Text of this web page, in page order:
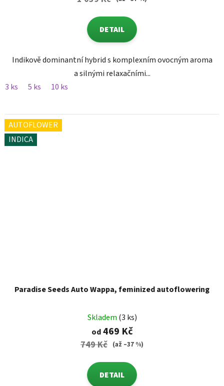
DETAIL
Indikově dominantní hybrid s komplexním ovocným aroma
a silnými relaxačními...
3 ks
5 ks 10 ks
AUTOFLOWER
INDICA
Paradise Seeds Auto Wappa, feminized autoflowering
Skladem (3 ks)
od469 Kč
749 Kč (až –37 %)
DETAIL